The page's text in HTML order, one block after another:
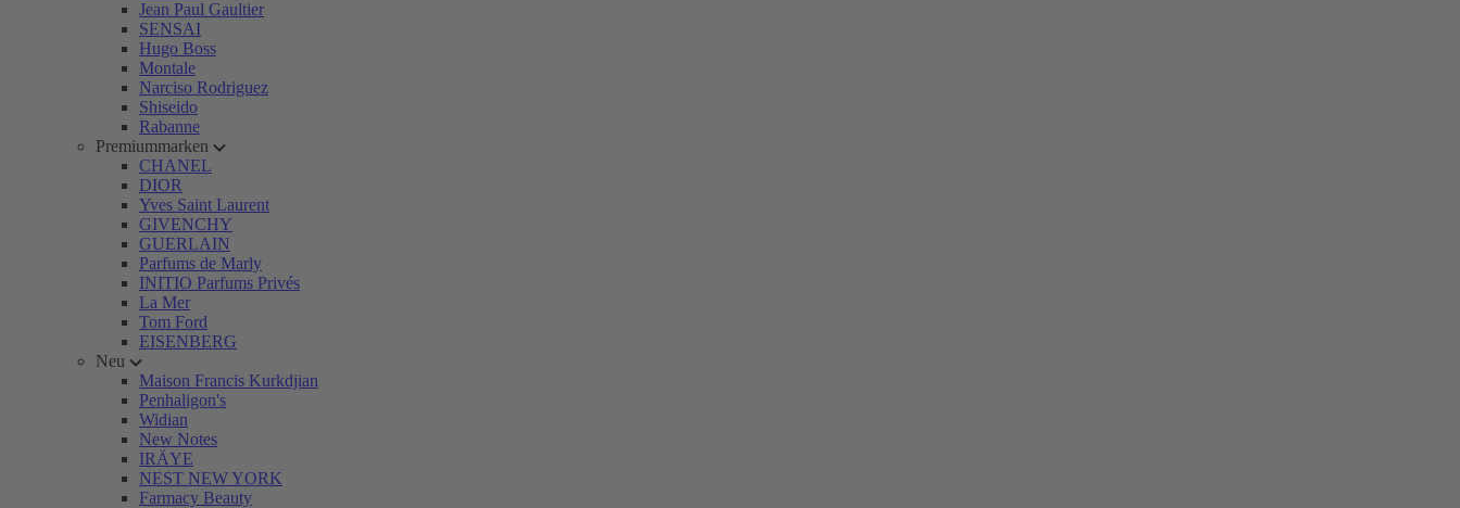
Jean Paul Gaultier
SENSAI
Hugo Boss
Montale
Narciso Rodriguez
Shiseido
Rabanne
Premiummarken
CHANEL
DIOR
Yves Saint Laurent
GIVENCHY
GUERLAIN
Parfums de Marly
INITIO Parfums Privés
La Mer
Tom Ford
EISENBERG
Neu
Maison Francis Kurkdjian
Penhaligon's
Widian
New Notes
IRÄYE
NEST NEW YORK
Farmacy Beauty